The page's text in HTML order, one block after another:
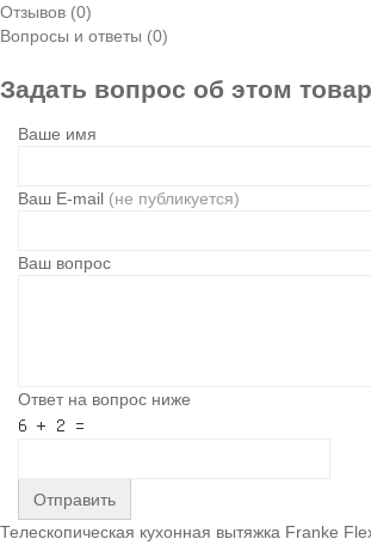
Отзывов (0)
Вопросы и ответы (0)
Задать вопрос об этом
Ваше имя
Ваш E-mail (не публикуется)
Ваш вопрос
Ответ на вопрос ниже
Отправить
Телескопическая кухонная вытяжка Franke